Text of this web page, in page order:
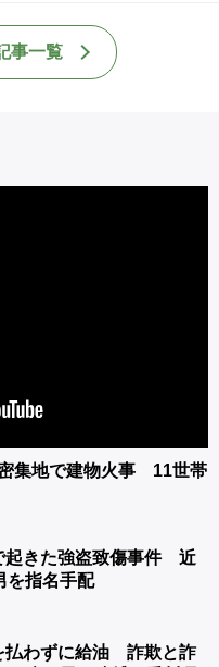
事一覧
密集地で建物火事 11世帯
起きた強盗致傷事件 近
を指名手配
払わずに給油 詐欺と詐